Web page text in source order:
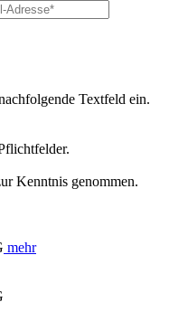
Textfeld ein.
Kenntnis genommen.
mehr